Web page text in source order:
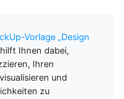
Vorlage „Design
hilft Ihnen dabei,
Ihren
und
zu